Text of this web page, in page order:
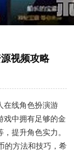
视频攻略
在线角色扮演游
戏中拥有足够的金
提升角色实力。
的方法和技巧，希